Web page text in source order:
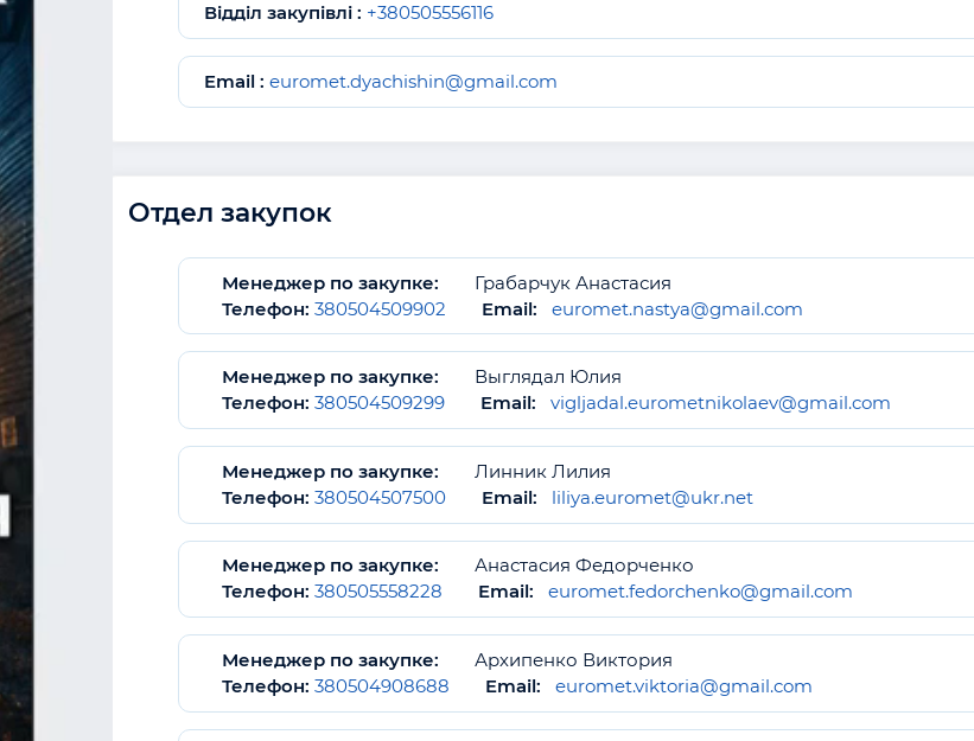
Відділ закупівлі : +380505556116
Email : euromet.dyachishin@gmail.com
Отдел закупок
Менеджер по закупке:
Грабарчук Анастасия
Телефон: 380504509902 Email: euromet.nastya@gmail.com
Менеджер по закупке:
Выглядал Юлия
Телефон: 380504509299 Email: vigljadal.eurometnikolaev@gmail.com
Менеджер по закупке:
Линник Лилия
Телефон: 380504507500 Email: liliya.euromet@ukr.net
Менеджер по закупке:
Анастасия Федорченко
Телефон: 380505558228 Email: euromet.fedorchenko@gmail.com
Менеджер по закупке:
Архипенко Виктория
Телефон: 380504908688 Email: euromet.viktoria@gmail.com